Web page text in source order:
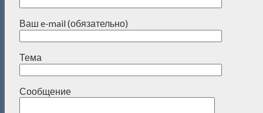
Ваш e-mail (обязательно)
Тема
Сообщение